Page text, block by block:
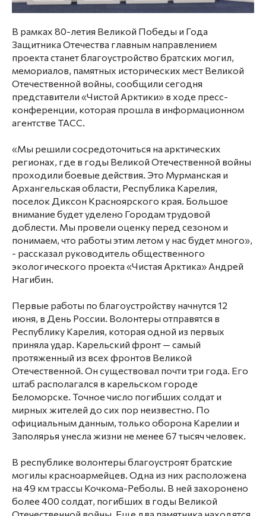
В рамках 80-летия Великой Победы и Года
Защитника Отечества главным направлением
проекта станет благоустройство братских могил,
мемориалов, памятных исторических мест Великой
Отечественной войны, сообщили сегодня
представители «Чистой Арктики» в ходе пресс-
конференции, которая прошла в информационном
агентстве ТАСС.
«Мы решили сосредоточиться на арктических
регионах, где в годы Великой Отечественной войны
проходили боевые действия. Это Мурманская и
Архангельская области, Республика Карелия,
поселок Диксон Красноярского края. Большое
внимание будет уделено Городам трудовой
доблести. Мы провели оценку перед сезоном и
понимаем, что работы этим летом у нас будет много»,
- рассказал руководитель общественного
экологического проекта «Чистая Арктика» Андрей
Нагибин.
Первые работы по благоустройству начнутся 12
июня, в День России. Волонтеры отправятся в
Республику Карелия, которая одной из первых
приняла удар. Карельский фронт — самый
протяженный из всех фронтов Великой
Отечественной. Он существовал почти три года. Его
штаб располагался в карельском городе
Беломорске. Точное число погибших солдат и
мирных жителей до сих пор неизвестно. По
официальным данным, только оборона Карелии и
Заполярья унесла жизни не менее 67 тысяч человек.
В республике волонтеры благоустроят братские
могилы красноармейцев. Одна из них расположена
на 49 км трассы Кочкома-Реболы. В ней захоронено
более 400 солдат, погибших в годы Великой